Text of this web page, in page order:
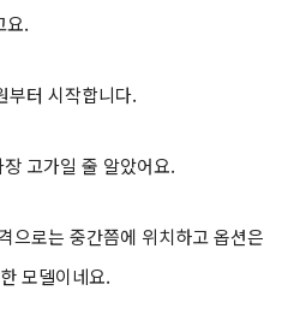
요.
부터 시작합니다.
고가일 줄 알았어요.
으로는 중간쯤에 위치하고 옵션은
모델이네요.